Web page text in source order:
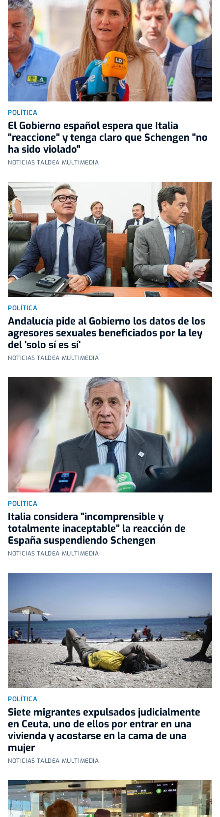
POLÍTICA
El Gobierno español espera que Italia
"reaccione" y tenga claro que Schengen "no
ha sido violado"
NOTICIAS TALDEA MULTIMEDIA
POLÍTICA
Andalucía pide al Gobierno los datos de los
agresores sexuales beneficiados por la ley
del 'solo sí es sí'
NOTICIAS TALDEA MULTIMEDIA
POLÍTICA
Italia considera "incomprensible y
totalmente inaceptable" la reacción de
España suspendiendo Schengen
NOTICIAS TALDEA MULTIMEDIA
POLÍTICA
Siete migrantes expulsados judicialmente
en Ceuta, uno de ellos por entrar en una
vivienda y acostarse en la cama de una
mujer
NOTICIAS TALDEA MULTIMEDIA